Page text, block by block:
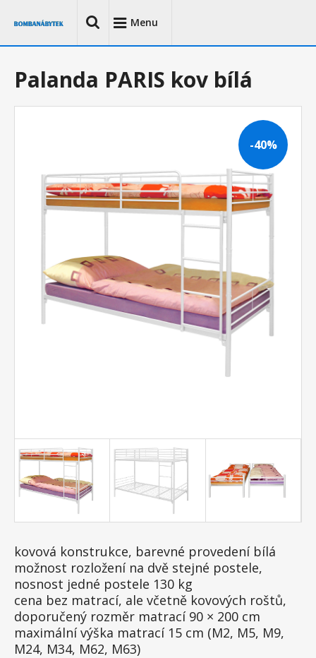
Menu
-40%
Palanda PARIS kov bílá
kovová konstrukce, barevné provedení bílá
možnost rozložení na dvě stejné postele,
nosnost jedné postele 130 kg
cena bez matrací, ale včetně kovových roštů,
doporučený rozměr matrací 90 × 200 cm
maximální výška matrací 15 cm (M2, M5, M9,
M24, M34, M62, M63)